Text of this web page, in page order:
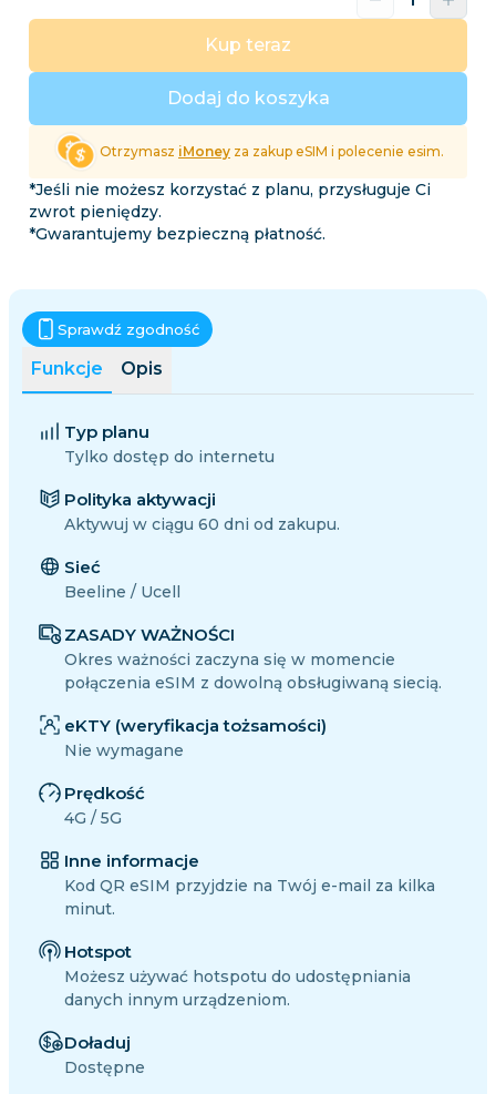
Dodaj do koszyka
Kup teraz
Otrzymasz iMoney za zakup eSIM i polecenie esim.
*Jeśli nie możesz korzystać z planu, przysługuje Ci
zwrot pieniędzy.
*Gwarantujemy bezpieczną płatność.
Funkcje Opis
Sprawdź zgodność
Typ planu
Tylko dostęp do internetu
Polityka aktywacji
Aktywuj w ciągu 60 dni od zakupu.
Sieć
Beeline / Ucell
ZASADY WAŻNOŚCI
Okres ważności zaczyna się w momencie
połączenia eSIM z dowolną obsługiwaną siecią.
eKTY (weryfikacja tożsamości)
Nie wymagane
Prędkość
4G / 5G
Inne informacje
Kod QR eSIM przyjdzie na Twój e-mail za kilka
minut.
Hotspot
Możesz używać hotspotu do udostępniania
danych innym urządzeniom.
Doładuj
Dostępne